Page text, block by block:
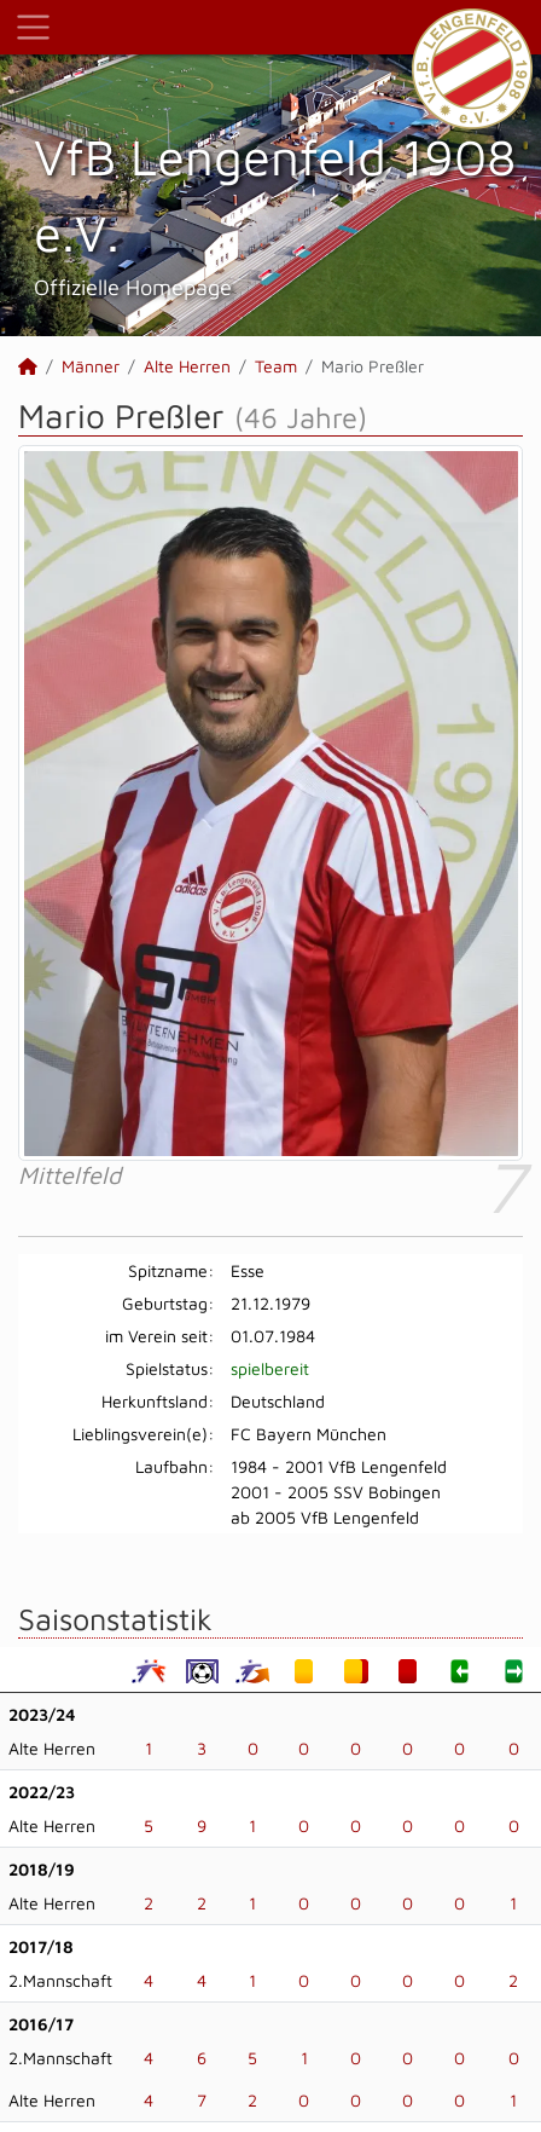
VfB Lengenfeld 1908
e.V.
Offizielle Homepage
Männer Alte Herren Team Mario Preßler
Mario Preßler (46 Jahre)
7
Mittelfeld
Spitzname:
Esse
Geburtstag:
21.12.1979
im Verein seit:
01.07.1984
Spielstatus:
spielbereit
Herkunftsland:
Deutschland
Lieblingsverein(e):
FC Bayern München
Laufbahn:
1984 - 2001 VfB Lengenfeld
2001 - 2005 SSV Bobingen
ab 2005 VfB Lengenfeld
Saisonstatistik
2023/24
Alte Herren
1 3 0 0 0 0 0 0
2022/23
Alte Herren
5 9 1 0 0 0 0 0
2018/19
Alte Herren
2 2 1 0 0 0 0 1
2017/18
2.Mannschaft
4 4 1 0 0 0 0 2
2016/17
2.Mannschaft
4 6 5 1 0 0 0 0
Alte Herren 4 7 2 0 0 0 0 1